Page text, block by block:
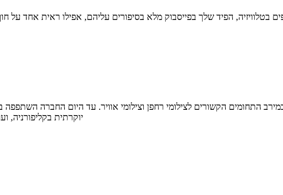
בטלוויזיה, הפיד שלך בפייסבוק מלא בסיפורים עליהם, אפילו ראית אחד על
התחומים הקשורים לצילומי רחפן וצילומי אוויר. עד היום החברה השתפפה
יוקרתית בקליפורניה,